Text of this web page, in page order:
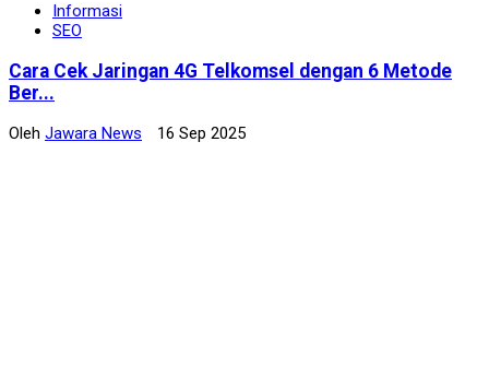
Informasi
SEO
Cara Cek Jaringan 4G Telkomsel dengan 6 Metode
Ber...
Oleh Jawara News 16 Sep 2025